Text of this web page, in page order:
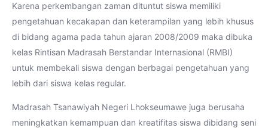
Karena perkembangan zaman dituntut siswa memiliki
pengetahuan kecakapan dan keterampilan yang lebih khusus
di bidang agama pada tahun ajaran 2008/2009 maka dibuka
kelas Rintisan Madrasah Berstandar Internasional (RMBI)
untuk membekali siswa dengan berbagai pengetahuan yang
lebih dari siswa kelas regular.
Madrasah Tsanawiyah Negeri Lhokseumawe juga berusaha
meningkatkan kemampuan dan kreatifitas siswa dibidang seni